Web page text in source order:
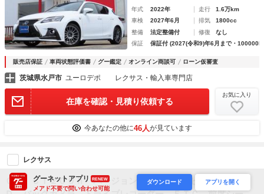
年式 2022年 走行
1.6万km
車検
2027年6月 排気
1800cc
整備
法定整備付 修復
なし
保証
保証付 (2027(令和9)年6月まで・
販売店保証 車両状態評価書 グー鑑定 オンライン商談可 ローン仮審査
茨城県水戸市 ユーロデポ レクサス・輸入車専門店
在庫を確認・見積り依頼する
お気に入り
今あなたの他に46人が見ています
レクサス
ＣＴ ＣＴ２００ｈ バージョンＣ 禁煙 ナビＴＶ ＬＥ
グーネットアプリ RENEW
メアド不要で問い合わせ可能
ダウンロード アプリを開く